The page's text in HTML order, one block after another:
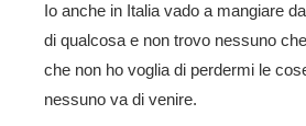
Io anche in Italia vado a mangiare
di qualcosa e non trovo nessuno
che non ho voglia di perdermi le
nessuno va di venire.